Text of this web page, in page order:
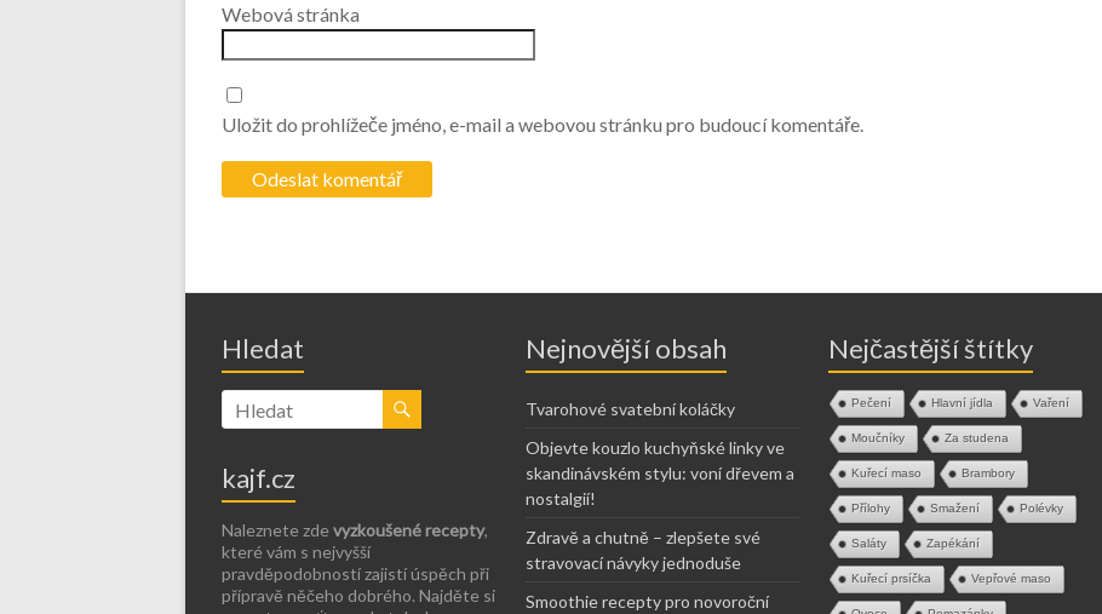
Webová stránka
Uložit do prohlížeče jméno, e-mail a webovou stránku pro budoucí komentáře.
Hledat
kajf.cz
Naleznete zde vyzkoušené recepty,
které vám s nejvyšší
pravděpodobností zajistí úspěch při
přípravě něčeho dobrého. Najděte si
Nejnovější obsah
Tvarohové svatební koláčky
Objevte kouzlo kuchyňské linky ve
skandinávském stylu: voní dřevem a
nostalgií!
Zdravě a chutně – zlepšete své
stravovací návyky jednoduše
Smoothie recepty pro novoroční
Nejčastější štítky
Pečení Hlavní jídla Vaření
Moučníky Za studena
Kuřecí maso Brambory
Přílohy Smažení Polévky
Saláty Zapékání
Kuřecí prsíčka Vepřové maso